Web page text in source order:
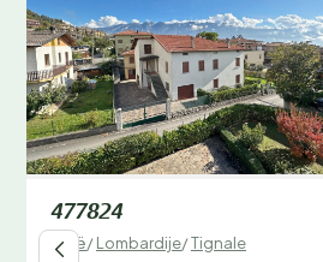
477824
Italië/Lombardije/Tignale